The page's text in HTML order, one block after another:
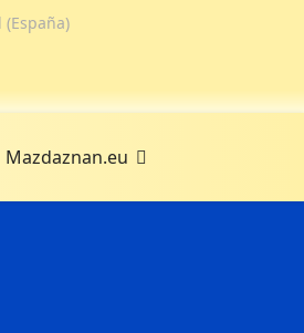
Mazdaznan.eu